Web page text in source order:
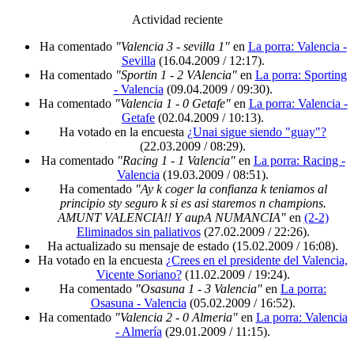
Actividad reciente
Ha comentado "Valencia 3 - sevilla 1"en La porra: Valencia -
Sevilla (16.04.2009 / 12:17).
Ha comentado "Sportin 1 - 2 VAlencia"en La porra: Sporting
- Valencia (09.04.2009 / 09:30).
Ha comentado "Valencia 1 - 0 Getafe"en La porra: Valencia -
Getafe (02.04.2009 / 10:13).
Ha votado en la encuesta ¿Unai sigue siendo "guay"?
(22.03.2009 / 08:29).
Ha comentado "Racing 1 - 1 Valencia"en La porra: Racing -
Valencia (19.03.2009 / 08:51).
Ha comentado "Ay k coger la confianza k teniamos al
principio sty seguro k si es asi staremos n champions.
AMUNT VALENCIA!! Y aupA NUMANCIA"en (2-2)
Eliminados sin paliativos (27.02.2009 / 22:26).
Ha actualizado su mensaje de estado (15.02.2009 / 16:08).
Ha votado en la encuesta ¿Crees en el presidente del Valencia,
Vicente Soriano? (11.02.2009 / 19:24).
Ha comentado "Osasuna 1 - 3 Valencia" en La porra:
Osasuna - Valencia (05.02.2009 / 16:52).
Ha comentado "Valencia 2 - 0 Almeria"en La porra: Valencia
- Almería (29.01.2009 / 11:15).